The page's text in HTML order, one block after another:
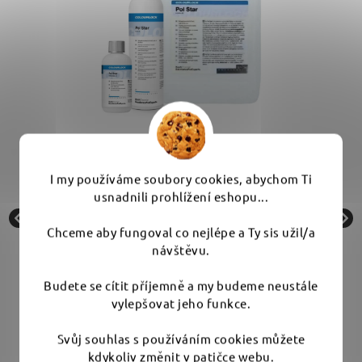
I my používáme soubory cookies, abychom Ti
usnadnili prohlížení eshopu...
Chceme aby fungoval co nejlépe a Ty sis užil/a
návštěvu.
Budete se cítit příjemně a my budeme neustále
vylepšovat jeho funkce.
Svůj souhlas s používáním cookies můžete
kdykoliv změnit v patičce webu.
Koch Chemie Pol Star - čistič kůže, textílie,
alcantary a plastů
Skladem
od 165 Kč
DETAIL